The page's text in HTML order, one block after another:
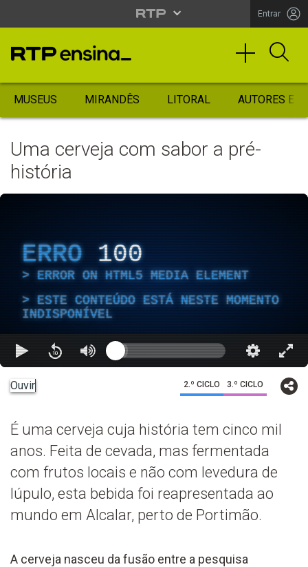
Entrar
MUSEUS MIRANDÊS LITORAL AUTORES
Uma cerveja com sabor a pré-
história
ERRO 100
ERROR ON HTML5 MEDIA ELEMENT
ESTE CONTEÚDO ESTÁ NESTE MOMENTO
INDISPONÍVEL
Ouvir 2.º CICLO 3.º CICLO
É uma cerveja cuja história tem cinco mil
anos. Feita de cevada, mas fermentada
com frutos locais e não com levedura de
lúpulo, esta bebida foi reapresentada ao
mundo em Alcalar, perto de Portimão.
A cerveja nasceu da fusão entre a pesquisa